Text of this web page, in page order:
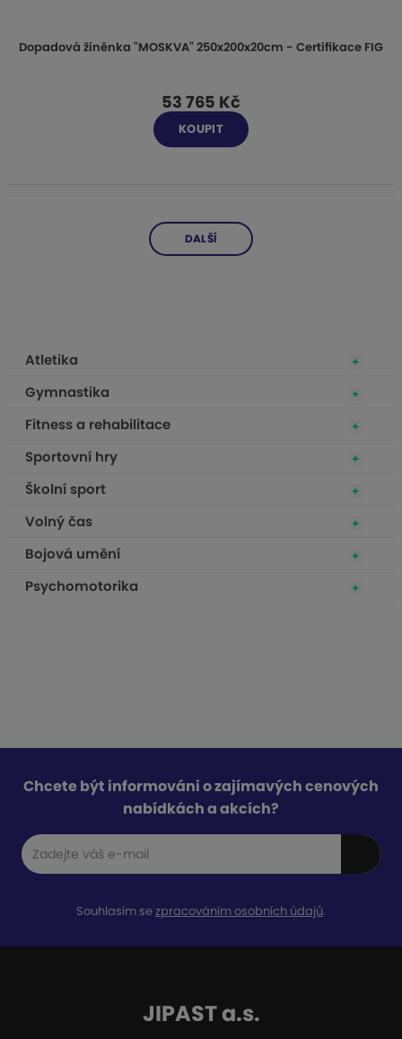
Dopadová žíněnka "MOSKVA" 250x200x20cm - Certifikace FIG
53 765 Kč
KOUPIT
DALŠÍ
Atletika
Gymnastika
Fitness a rehabilitace
Sportovní hry
Školní sport
Volný čas
Bojová umění
Psychomotorika
Chcete být informováni o zajímavých cenových
nabídkách a akcích?
Souhlasím sezpracováním osobních údajů.
JIPAST a.s.